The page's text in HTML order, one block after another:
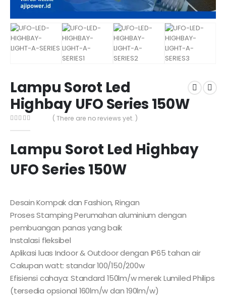
Lampu Sorot Led
Highbay UFO Series 150W
( There are no reviews yet. )
Lampu Sorot Led Highbay
UFO Series 150W
Desain Kompak dan Fashion, Ringan
Proses Stamping Perumahan aluminium dengan
pembuangan panas yang baik
Instalasi fleksibel
Aplikasi luas Indoor & Outdoor dengan IP65 tahan air
Cakupan watt: standar 100/150/200w
Efisiensi cahaya: Standard 150lm/w merek Lumiled Philips
(tersedia opsional 160lm/w dan 190lm/w)